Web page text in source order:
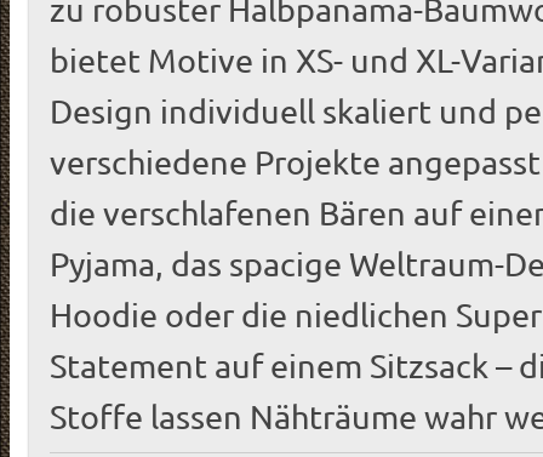
zu robuster Halbpanama-
bietet Motive in XS- und XL-
Design individuell skaliert und
verschiedene Projekte
die verschlafenen Bären auf
Pyjama, das spacige Weltraum-
Hoodie oder die niedlichen
Statement auf einem Sitzsack –
Stoffe lassen Nähträume wahr